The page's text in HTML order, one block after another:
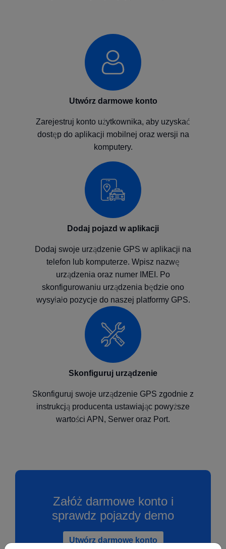
Utwórz darmowe konto
Zarejestruj konto użytkownika, aby uzyskać
dostęp do aplikacji mobilnej oraz wersji na
komputery.
Dodaj pojazd w aplikacji
Dodaj swoje urządzenie GPS w aplikacji na
telefon lub komputerze. Wpisz nazwę
urządzenia oraz numer IMEI. Po
skonfigurowaniu urządzenia będzie ono
wysyłało pozycje do naszej platformy GPS.
Skonfiguruj urządzenie
Skonfiguruj swoje urządzenie GPS zgodnie z
instrukcją producenta ustawiając powyższe
wartości APN, Serwer oraz Port.
Załóż darmowe konto i
sprawdz pojazdy demo
Utwórz darmowe konto